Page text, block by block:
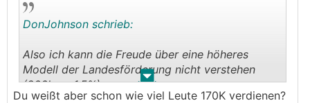
. .
DonJohnson schrieb:
Also ich kann die Freude über eine höheres
Modell der Landesförderung nicht verstehen
(200k zu 1,5%).
Du weißt aber schon wie viel Leute 170K verdienen?